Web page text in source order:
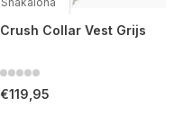
Crush Collar Vest Grijs
€119,95